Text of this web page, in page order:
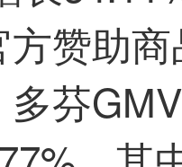
赞助
芬